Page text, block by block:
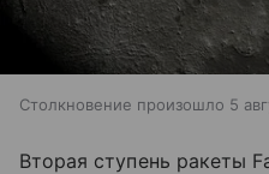
Столкновение произошло 5
Вторая ступень ракеты